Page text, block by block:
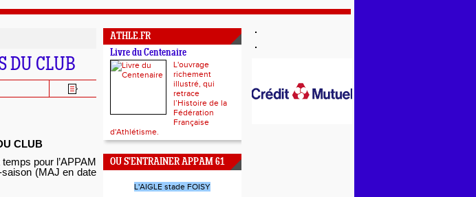
DU CLUB
CLUB
pour l’APPAM
(MAJ en date
ATHLE.FR
Livre du Centenaire
L'ouvrage
richement
illustré, qui
retrace
l’Histoire de la
Fédération
Française
d'Athlétisme.
OU S'ENTRAINER APPAM 61
L'AIGLE stade FOISY